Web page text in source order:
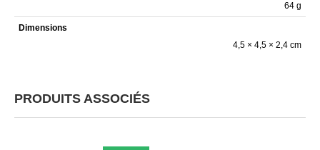
64 g
Dimensions
4,5 × 4,5 × 2,4 cm
PRODUITS ASSOCIÉS